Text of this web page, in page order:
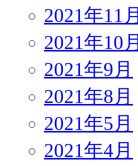
2021年11月
2021年10月
2021年9月
2021年8月
2021年5月
2021年4月